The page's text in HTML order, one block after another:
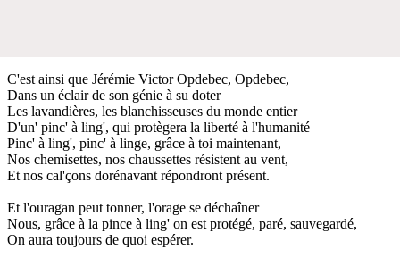
C'est ainsi que Jérémie Victor Opdebec, Opdebec,
Dans un éclair de son génie à su doter
Les lavandières, les blanchisseuses du monde entier
D'un' pinc' à ling', qui protègera la liberté à l'humanité
Pinc' à ling', pinc' à linge, grâce à toi maintenant,
Nos chemisettes, nos chaussettes résistent au vent,
Et nos cal'çons dorénavant répondront présent.
Et l'ouragan peut tonner, l'orage se déchaîner
Nous, grâce à la pince à ling' on est protégé, paré, sauvegardé,
On aura toujours de quoi espérer.